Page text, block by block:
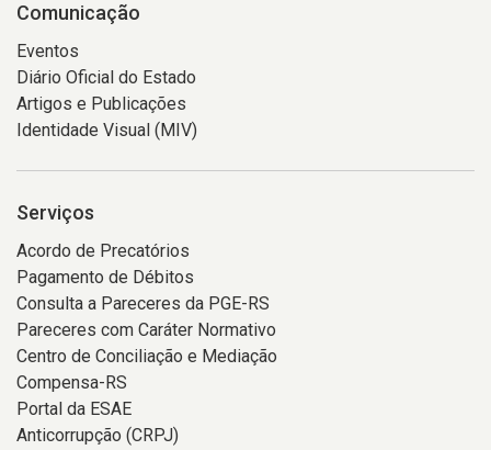
Comunicação
Eventos
Diário Oficial do Estado
Artigos e Publicações
Identidade Visual (MIV)
Serviços
Acordo de Precatórios
Pagamento de Débitos
Consulta a Pareceres da PGE-RS
Pareceres com Caráter Normativo
Centro de Conciliação e Mediação
Compensa-RS
Portal da ESAE
Anticorrupção (CRPJ)